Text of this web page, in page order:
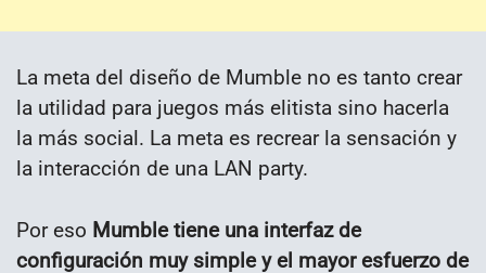
La meta del diseño de Mumble no es tanto crear
la utilidad para juegos más elitista sino hacerla
la más social. La meta es recrear la sensación y
la interacción de una LAN party.
Por eso Mumble tiene una interfaz de
configuración muy simple y el mayor esfuerzo de